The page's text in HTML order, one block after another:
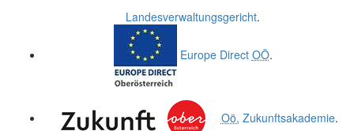
Landesverwaltungsgericht.
Europe Direct OÖ.
Oö. Zukunftsakademie.